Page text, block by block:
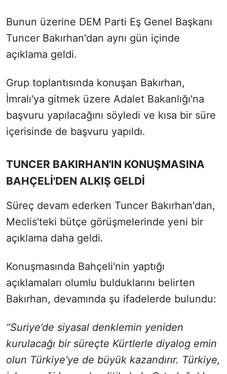
Bunun üzerine DEM Parti Eş Genel Başkanı
Tuncer Bakırhan'dan aynı gün içinde
açıklama geldi.
Grup toplantısında konuşan Bakırhan,
İmralı'ya gitmek üzere Adalet Bakanlığı'na
başvuru yapılacağını söyledi ve kısa bir süre
içerisinde de başvuru yapıldı.
TUNCER BAKIRHAN'IN KONUŞMASINA
BAHÇELİ'DEN ALKIŞ GELDİ
Süreç devam ederken Tuncer Bakırhan'dan,
Meclis'teki bütçe görüşmelerinde yeni bir
açıklama daha geldi.
Konuşmasında Bahçeli'nin yaptığı
açıklamaları olumlu bulduklarını belirten
Bakırhan, devamında şu ifadelerde bulundu:
“Suriye’de siyasal denklemin yeniden
kurulacağı bir süreçte Kürtlerle diyalog emin
olun Türkiye’ye de büyük kazandırır. Türkiye,